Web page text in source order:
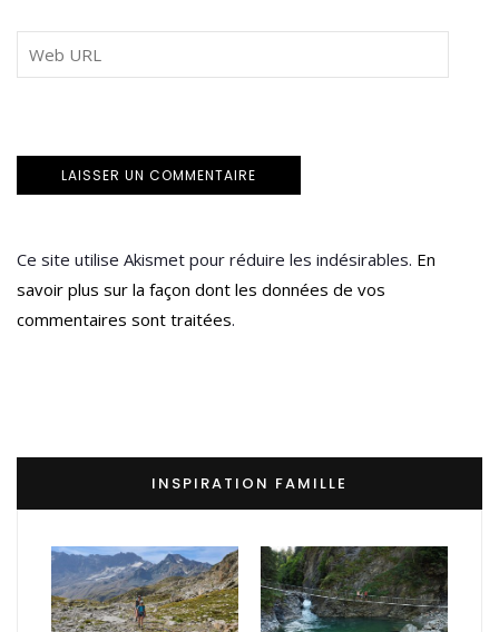
Ce site utilise Akismet pour réduire les indésirables. En
savoir plus sur la façon dont les données de vos
commentaires sont traitées.
INSPIRATION FAMILLE